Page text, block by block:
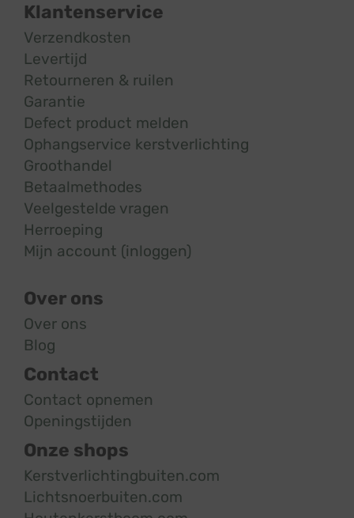
Klantenservice
Verzendkosten
Levertijd
Retourneren & ruilen
Garantie
Defect product melden
Ophangservice kerstverlichting
Groothandel
Betaalmethodes
Veelgestelde vragen
Herroeping
Mijn account (inloggen)
Over ons
Over ons
Blog
Contact
Contact opnemen
Openingstijden
Onze shops
Kerstverlichtingbuiten.com
Lichtsnoerbuiten.com